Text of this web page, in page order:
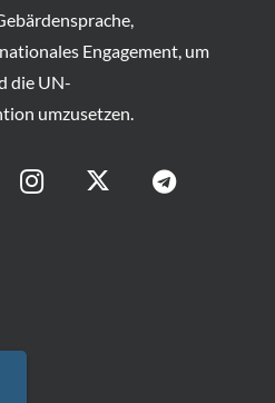
Engagement, um
die UN-
umzusetzen.